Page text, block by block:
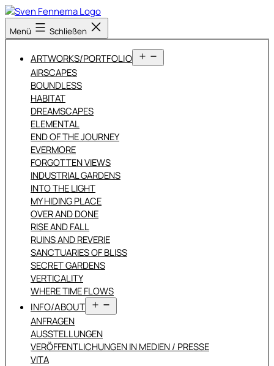
Zum
Inhalt
springen
Sven
Fennema
Menü Schließen
ARTWORKS/PORTFOLIO
öffnen
AIRSCAPES
BOUNDLESS
HABITAT
DREAMSCAPES
ELEMENTAL
END OF THE JOURNEY
EVERMORE
FORGOTTEN VIEWS
INDUSTRIAL GARDENS
INTO THE LIGHT
MY HIDING PLACE
OVER AND DONE
RISE AND FALL
RUINS AND REVERIE
SANCTUARIES OF BLISS
SECRET GARDENS
VERTICALITY
WHERE TIME FLOWS
INFO/ABOUT
öffnen
ANFRAGEN
AUSSTELLUNGEN
VERÖFFENTLICHUNGEN IN MEDIEN / PRESSE
VITA